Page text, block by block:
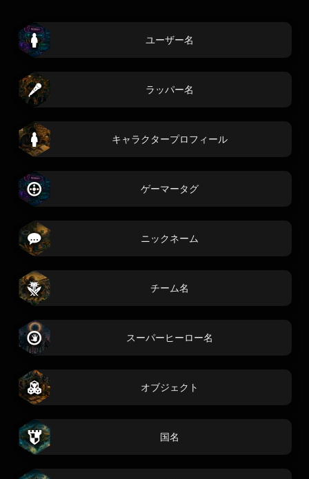
ユーザー名
ラッパー名
キャラクタープロフィール
ゲーマータグ
ニックネーム
チーム名
スーパーヒーロー名
オブジェクト
国名